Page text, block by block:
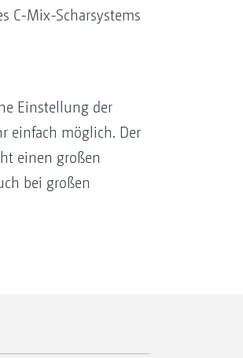
C-Mix-Scharsystems
Einstellung der
einfach möglich. Der
einen großen
bei großen